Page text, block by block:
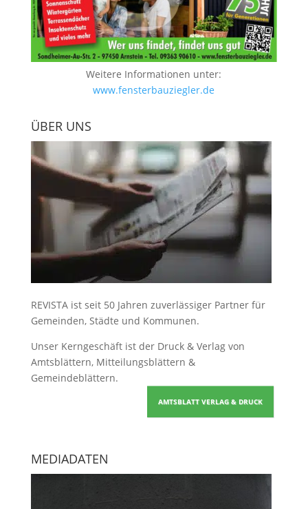
Weitere Informationen unter:
www.fensterbauziegler.de
ÜBER UNS
REVISTA ist seit 50 Jahren zuverlässiger Partner für
Gemeinden, Städte und Kommunen.
Unser Kerngeschäft ist der Druck & Verlag von
Amtsblättern, Mitteilungsblättern &
Gemeindeblättern.
AMTSBLATT VERLAG & DRUCK
MEDIADATEN